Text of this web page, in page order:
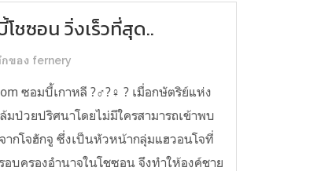
ชซอน วิ่งเร็วที่สุด..
ของ fernery
ซอมบี้เกาหลี ?‍♂️?‍♀️ ? เมื่อกษัตริย์แห่ง
มป่วยปริศนาโดยไม่มีใครสามารถเข้าพบ
ากโจฮักจู ซึ่งเป็นหัวหน้ากลุ่มแฮวอนโจที่
อบครองอำนาจในโชซอน จึงทำให้องค์ชาย